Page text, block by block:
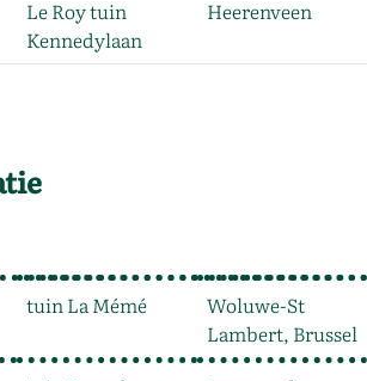
Le Roy tuin
Kennedylaan
Heerenveen
tuin La Mémé
Woluwe-St
Lambert, Brussel